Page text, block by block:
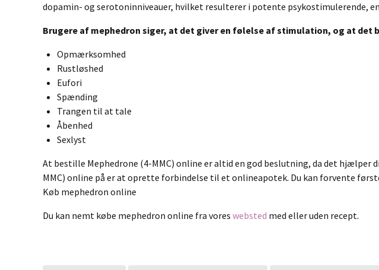
dopamin- og serotoninniveauer, hvilket resulterer i potente psykostimulerende,
Brugere af mephedron siger, at det giver en følelse af stimulation, og at
Opmærksomhed
Rustløshed
Eufori
Spænding
Trangen til at tale
Åbenhed
Sexlyst
At bestille Mephedrone (4-MMC) online er altid en god beslutning, da det hjælper
MMC) online på er at oprette forbindelse til et onlineapotek. Du kan forvente
Køb mephedron online
Du kan nemt købe mephedron online fra vores websted med eller uden recept.